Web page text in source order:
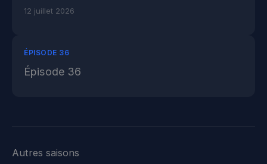
12 juillet 2026
ÉPISODE 36
Épisode 36
Autres saisons